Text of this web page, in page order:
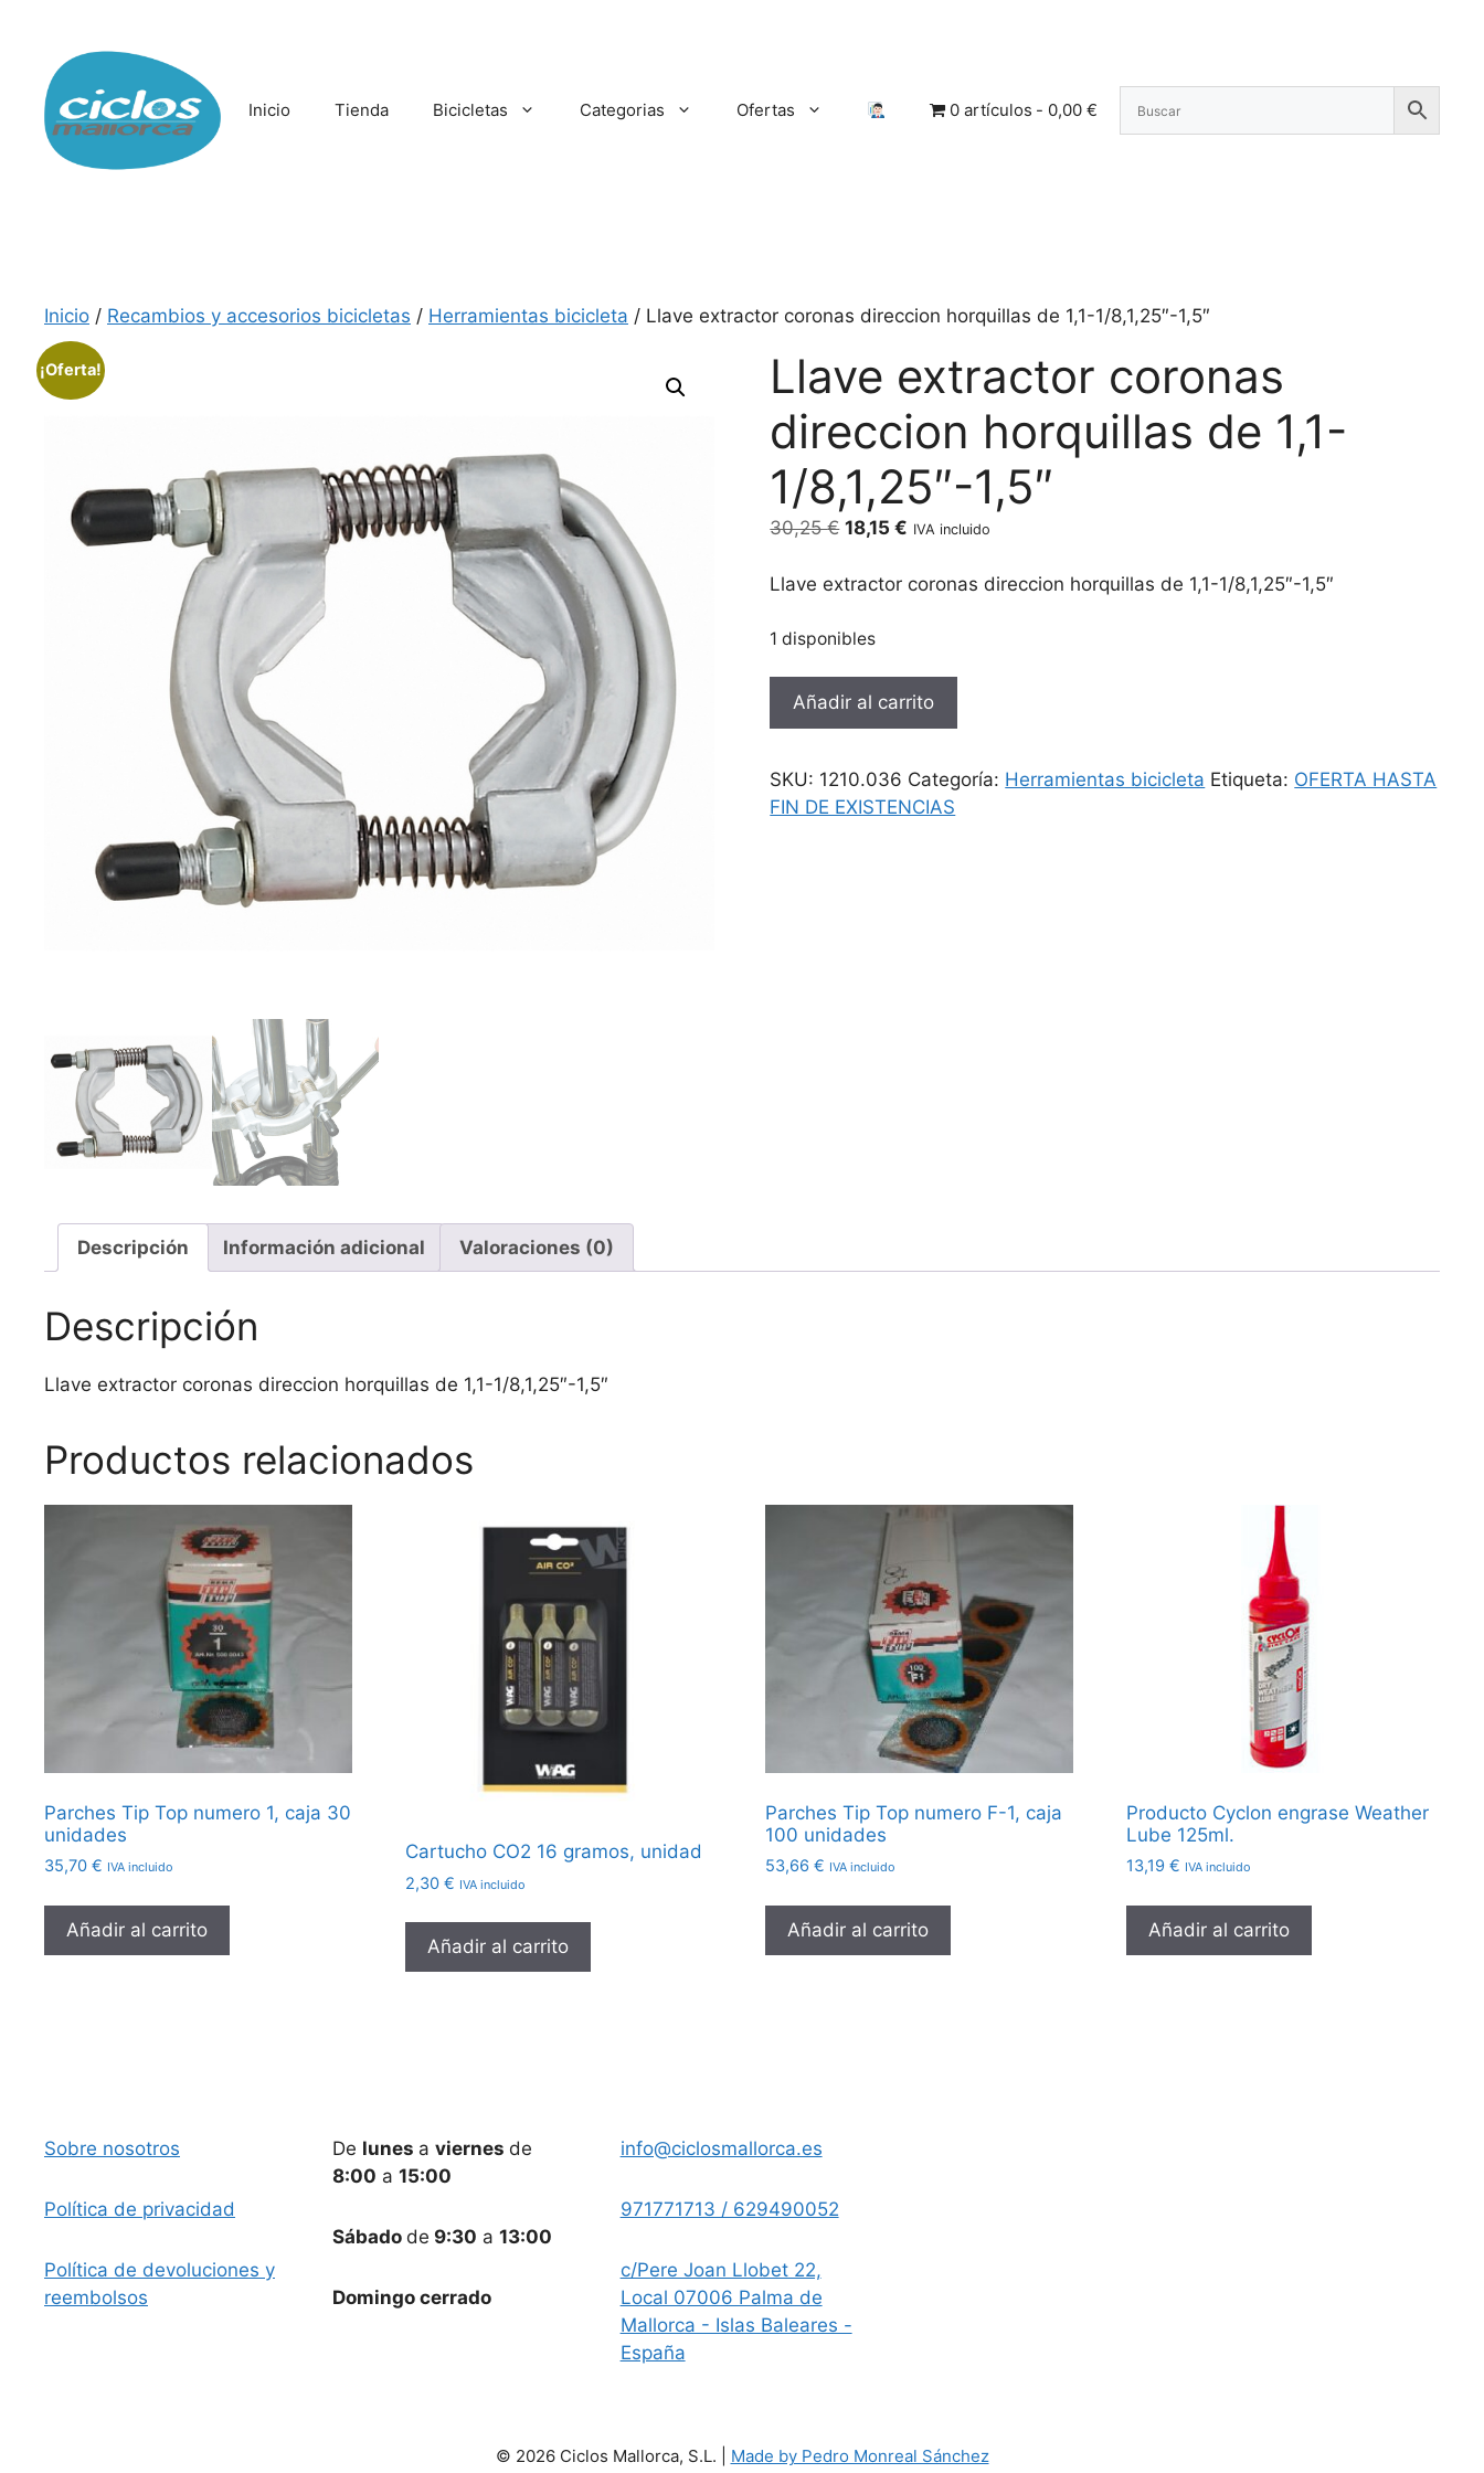
contenido
Inicio Tienda Bicicletas Categorias Ofertas 0 artículos 0,00 €
Inicio / Recambios y accesorios bicicletas / Herramientas bicicleta / Llave extractor coronas direccion horquillas de 1,1-1/8,1,25″-1,5″
¡Oferta!
Llave extractor coronas
direccion horquillas de 1,1-
1/8,1,25″-1,5″
30,25€ El
original
30,25 €.
18,15€ El
actual
IVA incluido
Llave extractor coronas direccion horquillas de 1,1-1/8,1,25″-1,5″
1 disponibles
Llave
extractor
direccion
horquillas
Añadir al carrito
SKU: 1210.036 Categoría: Herramientas bicicleta Etiqueta: OFERTA HASTA
FIN DE EXISTENCIAS
Descripción Información adicional Valoraciones (0)
Descripción
Llave extractor coronas direccion horquillas de 1,1-1/8,1,25″-1,5″
Productos relacionados
Parches Tip Top numero 1, caja 30
unidades
35,70 € IVA incluido
Añadir al carrito
Cartucho CO2 16 gramos, unidad
2,30 € IVA incluido
Añadir al carrito
Parches Tip Top numero F-1, caja
100 unidades
53,66€ IVA incluido
Añadir al carrito
Producto Cyclon engrase Weather
Lube 125ml.
13,19€ IVA incluido
Añadir al carrito
Sobre nosotros
Política de privacidad
Política de devoluciones y
reembolsos
De lunes a viernes de
8:00 a 15:00
Sábado de 9:30 a 13:00
Domingo cerrado
info@ciclosmallorca.es
971771713 / 629490052
c/Pere Joan Llobet 22,
Local 07006 Palma de
Mallorca - Islas Baleares -
España
© 2026 Ciclos Mallorca, S.L. | Made by Pedro Monreal Sánchez